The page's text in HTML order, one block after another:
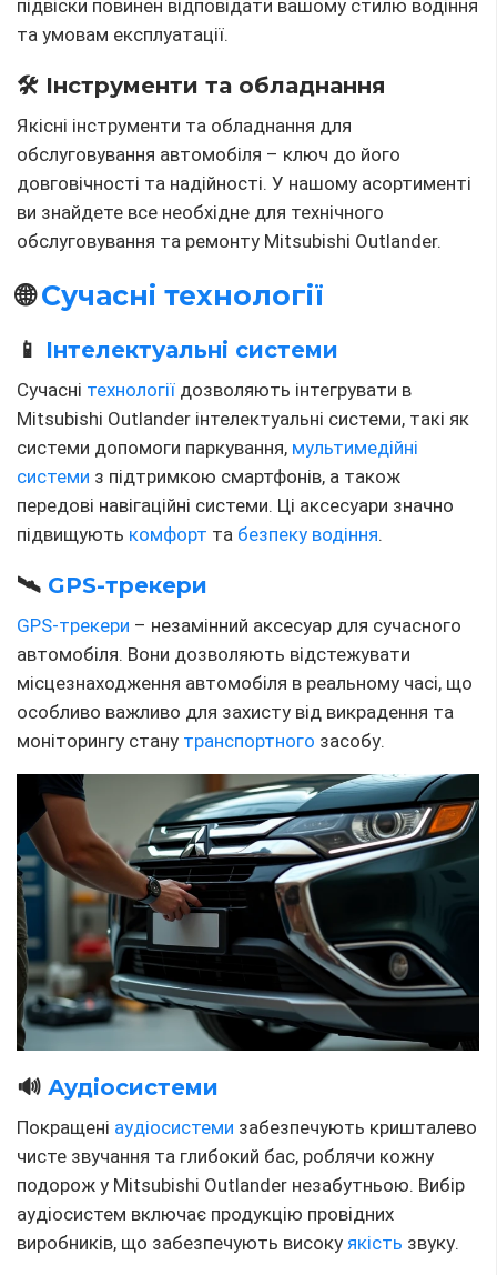
підвіски повинен відповідати вашому стилю водіння
та умовам експлуатації.
🛠 Інструменти та обладнання
Якісні інструменти та обладнання для
обслуговування автомобіля – ключ до його
довговічності та надійності. У нашому асортименті
ви знайдете все необхідне для технічного
обслуговування та ремонту Mitsubishi Outlander.
🌐Сучасні технології
📱 Інтелектуальні системи
Сучасні технології дозволяють інтегрувати в
Mitsubishi Outlander інтелектуальні системи, такі як
системи допомоги паркування, мультимедійні
системи з підтримкою смартфонів, а також
передові навігаційні системи. Ці аксесуари значно
підвищують комфорт та безпеку водіння.
🛰 GPS-трекери
GPS-трекери – незамінний аксесуар для сучасного
автомобіля. Вони дозволяють відстежувати
місцезнаходження автомобіля в реальному часі, що
особливо важливо для захисту від викрадення та
моніторингу стану транспортного засобу.
🔊 Аудіосистеми
Покращені аудіосистеми забезпечують кришталево
чисте звучання та глибокий бас, роблячи кожну
подорож у Mitsubishi Outlander незабутньою. Вибір
аудіосистем включає продукцію провідних
виробників, що забезпечують високу якість звуку.